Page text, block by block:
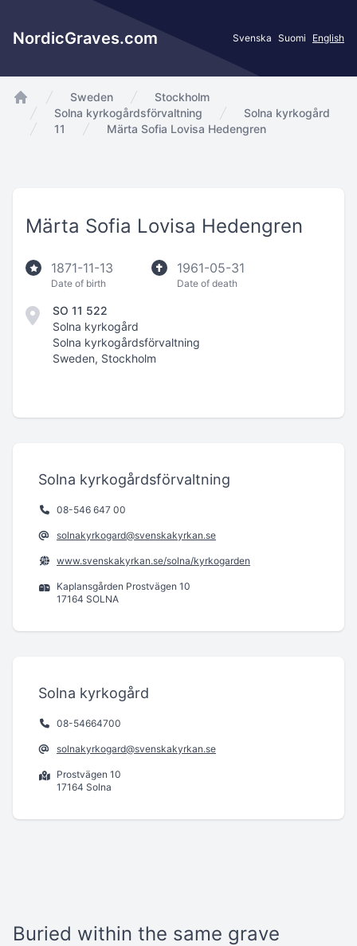
NordicGraves.com Svenska Suomi English
app.Start
Sweden
Stockholm
Solna kyrkogårdsförvaltning
Solna kyrkogård
11
Märta Sofia Lovisa Hedengren
Märta Sofia Lovisa Hedengren
1871-11-13
Date of birth
1961-05-31
Date of death
SO 11 522
Solna kyrkogård
Solna kyrkogårdsförvaltning
Sweden, Stockholm
Solna kyrkogårdsförvaltning
08-546 647 00
solnakyrkogard@svenskakyrkan.se
www.svenskakyrkan.se/solna/kyrkogarden
Kaplansgården Prostvägen 10
17164 SOLNA
Solna kyrkogård
08-54664700
solnakyrkogard@svenskakyrkan.se
Prostvägen 10
17164 Solna
Buried within the same grave